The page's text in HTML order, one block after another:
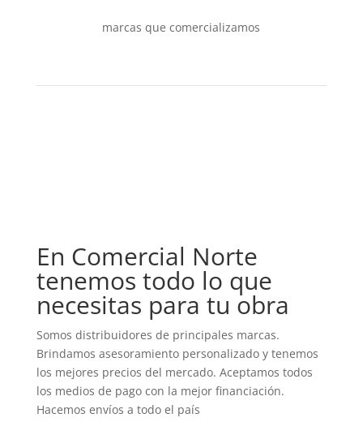
marcas que comercializamos
En Comercial Norte
tenemos todo lo que
necesitas para tu obra
Somos distribuidores de principales marcas.
Brindamos asesoramiento personalizado y tenemos
los mejores precios del mercado. Aceptamos todos
los medios de pago con la mejor financiación.
Hacemos envíos a todo el país